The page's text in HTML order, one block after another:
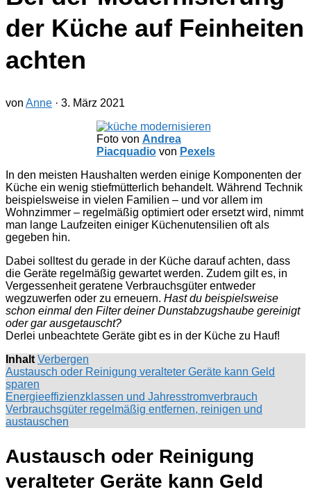
der Küche auf Feinheiten
achten
von Anne · 3. März 2021
Foto von Andrea
Piacquadiovon Pexels
In den meisten Haushalten werden einige Komponenten der
Küche ein wenig stiefmütterlich behandelt. Während Technik
beispielsweise in vielen Familien – und vor allem im
Wohnzimmer – regelmäßig optimiert oder ersetzt wird, nimmt
man lange Laufzeiten einiger Küchenutensilien oft als
gegeben hin.
Dabei solltest du gerade in der Küche darauf achten, dass
die Geräte regelmäßig gewartet werden. Zudem gilt es, in
Vergessenheit geratene Verbrauchsgüter entweder
wegzuwerfen oder zu erneuern. Hast du beispielsweise
schon einmal den Filter deiner Dunstabzugshaube gereinigt
oder gar ausgetauscht?
Derlei unbeachtete Geräte gibt es in der Küche zu Hauf!
Inhalt Verbergen
Austausch oder Reinigung veralteter Geräte kann Geld
sparen
Energieeffizienzklassen und Jahresstromverbrauch
Verbrauchsgüter regelmäßig entfernen, reinigen und
austauschen
Austausch oder Reinigung
veralteter Geräte kann Geld